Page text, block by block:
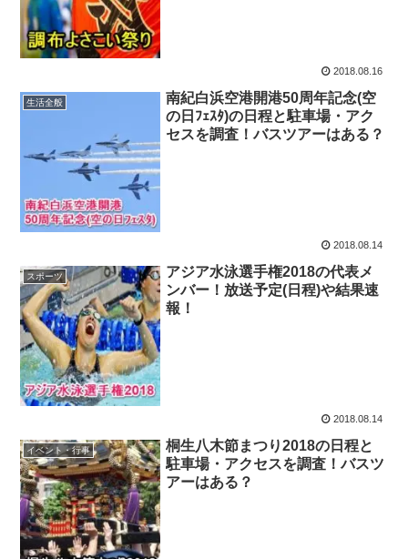
2018.08.16
生活全般
南紀白浜空港開港50周年記念(空
の日ﾌｪｽﾀ)の日程と駐車場・アク
セスを調査！バスツアーはある？
2018.08.14
スポーツ
アジア水泳選手権2018の代表メ
ンバー！放送予定(日程)や結果速
報！
2018.08.14
イベント・行事
桐生八木節まつり2018の日程と
駐車場・アクセスを調査！バスツ
アーはある？